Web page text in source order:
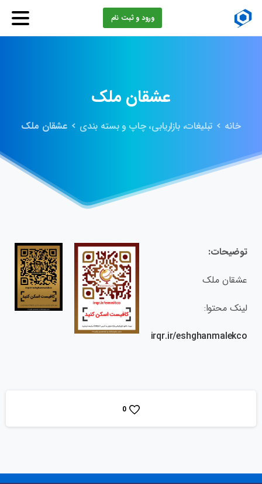
ورود و ثبت نام
عشقان‌ ملک
خانه تبلیغات، بازاریابی، چاپ و بسته بندی عشقان‌ ملک
توضیحات:
عشقان‌ ملک
لینک محتوا:
irqr.ir/eshghanmalekco
0